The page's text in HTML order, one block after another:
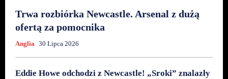
Trwa rozbiórka Newcastle. Arsenal z dużą
ofertą za pomocnika
Anglia 30 Lipca 2026
Eddie Howe odchodzi z Newcastle! „Sroki” znalazły